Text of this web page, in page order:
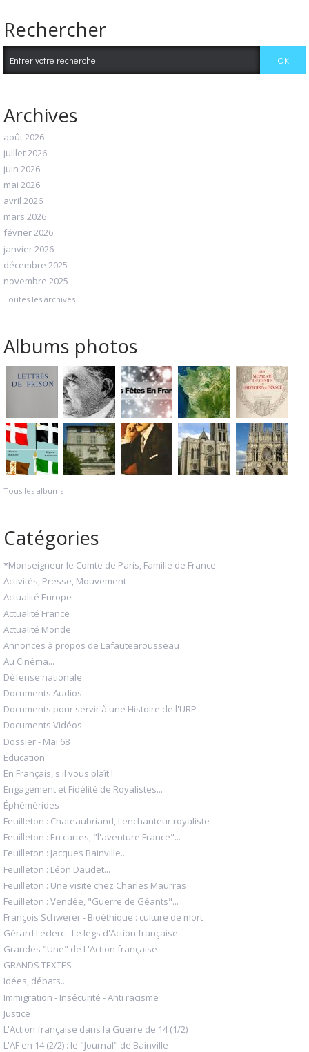
Rechercher
Archives
août 2026
juillet 2026
juin 2026
mai 2026
avril 2026
mars 2026
février 2026
janvier 2026
décembre 2025
novembre 2025
Toutes les archives
Albums photos
Tous les albums
Catégories
*Monseigneur le Comte de Paris, Famille de France
Activités, Presse, Mouvement
Actualité Europe
Actualité France
Actualité Monde
Annonces à propos de Lafautearousseau
Au Cinéma...
Défense nationale
Documents Audios
Documents pour servir à une Histoire de l'URP
Documents Vidéos
Dossier - Mai 68
Éducation
En Français, s'il vous plaît !
Engagement et Fidélité de Royalistes...
Éphémérides
Feuilleton : Chateaubriand, l'enchanteur royaliste
Feuilleton : En cartes, "l'aventure France"...
Feuilleton : Jacques Bainville...
Feuilleton : Léon Daudet...
Feuilleton : Une visite chez Charles Maurras
Feuilleton : Vendée, "Guerre de Géants"...
François Schwerer - Bioéthique : culture de mort
Gérard Leclerc - Le legs d'Action française
Grandes "Une" de L'Action française
GRANDS TEXTES
Idées, débats...
Immigration - Insécurité - Anti racisme
Justice
L'Action française dans la Guerre de 14 (1/2)
L'AF en 14 (2/2) : le "Journal" de Bainville